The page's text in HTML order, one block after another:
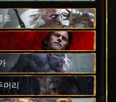
트
머리